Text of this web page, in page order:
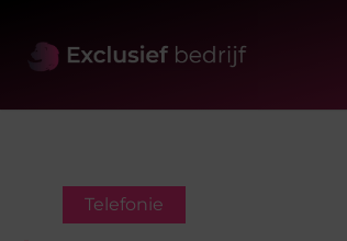
Telefonie